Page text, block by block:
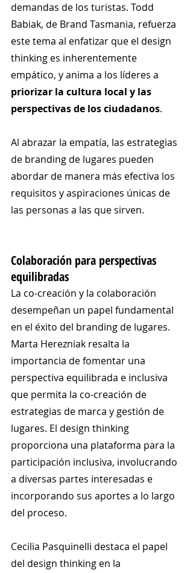
demandas de los turistas. Todd
Babiak, de Brand Tasmania, refuerza
este tema al enfatizar que el design
thinking es inherentemente
empático, y anima a los líderes a
priorizar la cultura local y las
perspectivas de los ciudadanos.
Al abrazar la empatía, las estrategias
de branding de lugares pueden
abordar de manera más efectiva los
requisitos y aspiraciones únicas de
las personas a las que sirven.
Colaboración para perspectivas
equilibradas
La co-creación y la colaboración
desempeñan un papel fundamental
en el éxito del branding de lugares.
Marta Herezniak resalta la
importancia de fomentar una
perspectiva equilibrada e inclusiva
que permita la co-creación de
estrategias de marca y gestión de
lugares. El design thinking
proporciona una plataforma para la
participación inclusiva, involucrando
a diversas partes interesadas e
incorporando sus aportes a lo largo
del proceso.
Cecilia Pasquinelli destaca el papel
del design thinking en la